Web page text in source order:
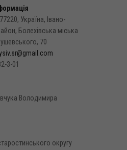
77220, Україна, Івано-
Болехівська міська
70
3-01
Володимира
округу